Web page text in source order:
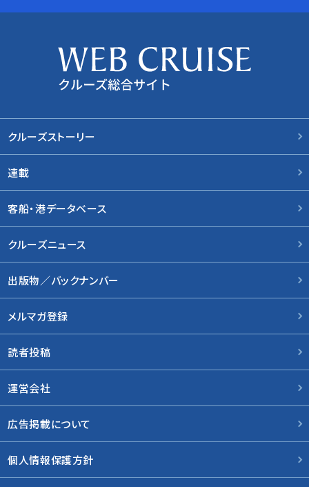
クルーズストーリー
連載
客船・港データベース
クルーズニュース
出版物／バックナンバー
メルマガ登録
読者投稿
運営会社
広告掲載について
個人情報保護方針